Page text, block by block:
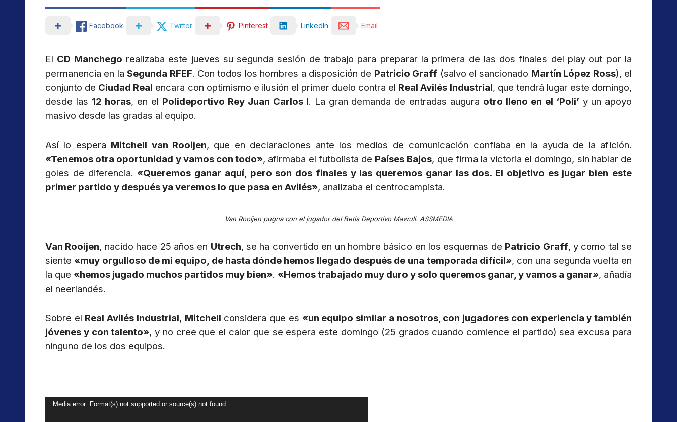
Facebook Twitter Pinterest LinkedIn Email
El CD Manchego realizaba este jueves su segunda sesión de trabajo para preparar la primera de las dos finales del play out por la
permanencia en laSegunda RFEF. Con todos los hombres a disposición de Patricio Graff (salvo el sancionado Martín López Ross), el
conjunto de Ciudad Real encara con optimismo e ilusión el primer duelo contra el Real Avilés Industrial, que tendrá lugar este domingo,
desde las 12 horas, en el Polideportivo Rey Juan Carlos I. La gran demanda de entradas augura otro lleno en el ‘Poli’ y un apoyo
masivo desde las gradas al equipo.
Así lo espera Mitchell van Rooijen, que en declaraciones ante los medios de comunicación confiaba en la ayuda de la afición.
«Tenemos otra oportunidad y vamos con todo», afirmaba el futbolista de Países Bajos, que firma la victoria el domingo, sin hablar de
goles de diferencia. «Queremos ganar aquí, pero son dos finales y las queremos ganar las dos. El objetivo es jugar bien este
primer partido y después ya veremos lo que pasa en Avilés», analizaba el centrocampista.
Van Rooijen pugna con el jugador del Betis Deportivo Mawuli. ASSMEDIA
Van Rooijen, nacido hace 25 años en Utrech, se ha convertido en un hombre básico en los esquemas de Patricio Graff, y como tal se
siente «muy orgulloso de mi equipo, de hasta dónde hemos llegado después de una temporada difícil», con una segunda vuelta en
la que «hemos jugado muchos partidos muy bien». «Hemos trabajado muy duro y solo queremos ganar, y vamos a ganar», añadía
el neerlandés.
Sobre el Real Avilés Industrial, Mitchell considera que es «un equipo similar a nosotros, con jugadores con experiencia y también
jóvenes y con talento», y no cree que el calor que se espera este domingo (25 grados cuando comience el partido) sea excusa para
ninguno de los dos equipos.
Reproductor
Media error: Format(s) not supported or source(s) not found